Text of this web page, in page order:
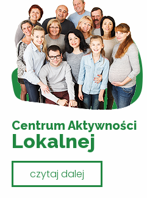
Centrum Aktywności
Lokalnej
czytaj dalej